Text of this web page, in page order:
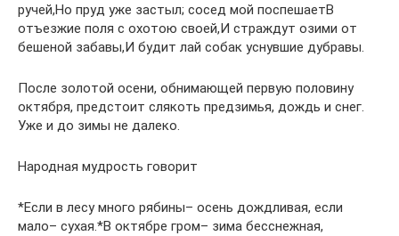
ручей,Но пруд уже застыл; сосед мой поспешаетВ
отъезжие поля с охотою своей,И страждут озими от
бешеной забавы,И будит лай собак уснувшие дубравы.
После золотой осени, обнимающей первую половину
октября, предстоит слякоть предзимья, дождь и снег.
Уже и до зимы не далеко.
Народная мудрость говорит
*Если в лесу много рябины– осень дождливая, если
мало– сухая.*В октябре гром– зима бесснежная,